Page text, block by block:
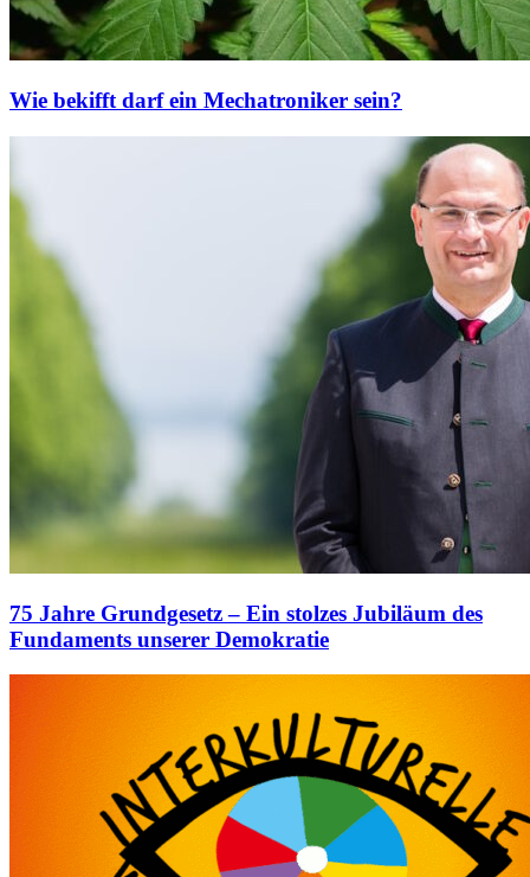
Wie bekifft darf ein Mechatroniker sein?
75 Jahre Grundgesetz – Ein stolzes Jubiläum des
Fundaments unserer Demokratie